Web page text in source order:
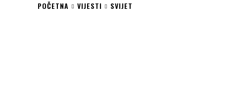
POČETNA VIJESTI SVIJET